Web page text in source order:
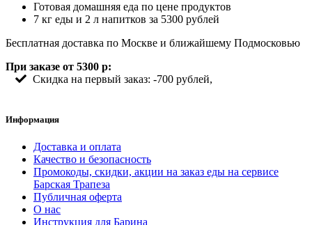
Готовая домашняя еда по цене продуктов
7 кг еды и 2 л напитков за 5300 рублей
Бесплатная доставка по Москве и ближайшему Подмосковью
При заказе от 5300 р:
Скидка на первый заказ: -700 рублей,
Информация
Доставка и оплата
Качество и безопасность
Промокоды, скидки, акции на заказ еды на сервисе
Барская Трапеза
Публичная оферта
О нас
Инструкция для Барина